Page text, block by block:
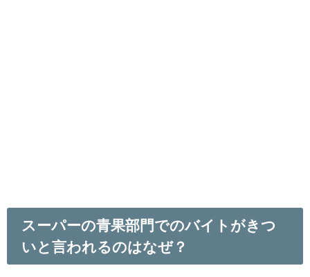
スーパーの青果部門でのバイトがきつ
いと言われるのはなぜ？